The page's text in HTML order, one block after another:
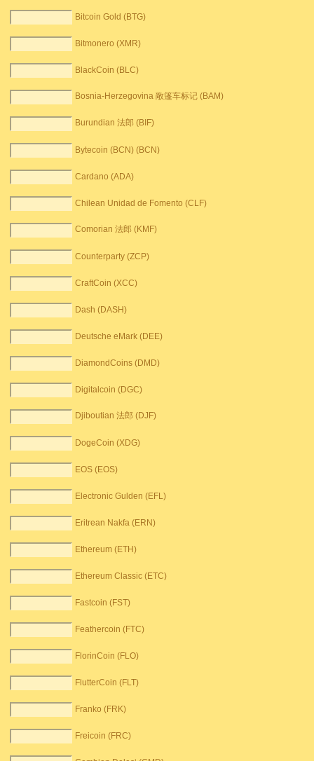
Bitcoin Gold (BTG)
Bitmonero (XMR)
BlackCoin (BLC)
Bosnia-Herzegovina 敞篷车标记 (BAM)
Burundian 法郎 (BIF)
Bytecoin (BCN) (BCN)
Cardano (ADA)
Chilean Unidad de Fomento (CLF)
Comorian 法郎 (KMF)
Counterparty (ZCP)
CraftCoin (XCC)
Dash (DASH)
Deutsche eMark (DEE)
DiamondCoins (DMD)
Digitalcoin (DGC)
Djiboutian 法郎 (DJF)
DogeCoin (XDG)
EOS (EOS)
Electronic Gulden (EFL)
Eritrean Nakfa (ERN)
Ethereum (ETH)
Ethereum Classic (ETC)
Fastcoin (FST)
Feathercoin (FTC)
FlorinCoin (FLO)
FlutterCoin (FLT)
Franko (FRK)
Freicoin (FRC)